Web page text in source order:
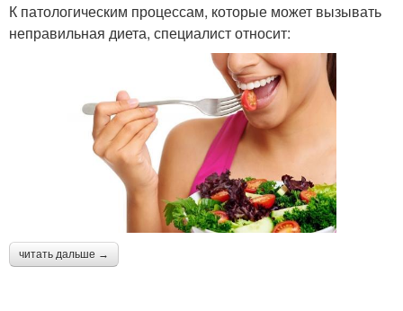
К патологическим процессам, которые может вызывать
неправильная диета, специалист относит:
читать дальше →